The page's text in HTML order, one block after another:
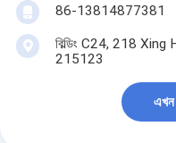
86-13814877381
বিল্ডিং C24, 218
215123
এখন